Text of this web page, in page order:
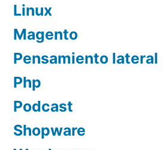
Linux
Magento
Pensamiento lateral
Php
Podcast
Shopware